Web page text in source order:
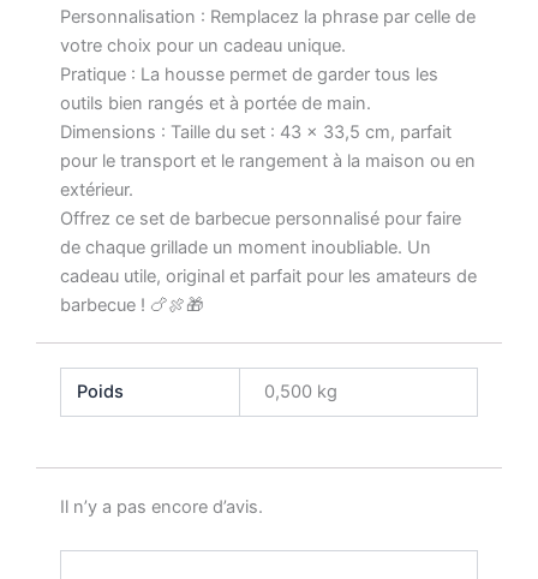
Personnalisation : Remplacez la phrase par celle de
votre choix pour un cadeau unique.
Pratique : La housse permet de garder tous les
outils bien rangés et à portée de main.
Dimensions : Taille du set : 43 x 33,5 cm, parfait
pour le transport et le rangement à la maison ou en
extérieur.
Offrez ce set de barbecue personnalisé pour faire
de chaque grillade un moment inoubliable. Un
cadeau utile, original et parfait pour les amateurs de
barbecue ! 🍗🍖🎁
Poids 0,500 kg
Il n’y a pas encore d’avis.